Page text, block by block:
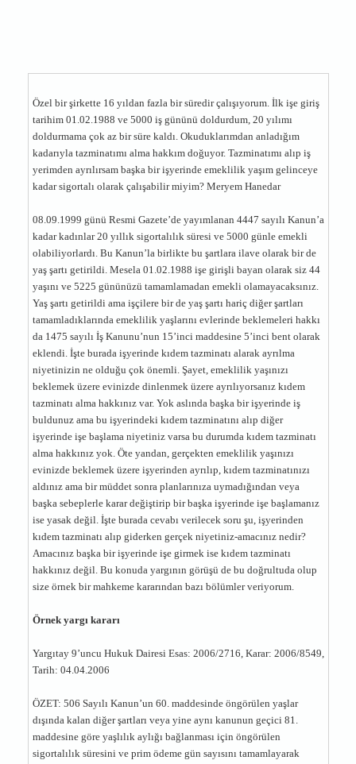
Özel bir şirkette 16 yıldan fazla bir süredir çalışıyorum. İlk işe giriş
tarihim 01.02.1988 ve 5000 iş gününü doldurdum, 20 yılımı
doldurmama çok az bir süre kaldı. Okuduklarımdan anladığım
kadarıyla tazminatımı alma hakkım doğuyor. Tazminatımı alıp iş
yerimden ayrılırsam başka bir işyerinde emeklilik yaşım gelinceye
kadar sigortalı olarak çalışabilir miyim? Meryem Hanedar
08.09.1999 günü Resmi Gazete’de yayımlanan 4447 sayılı Kanun’a
kadar kadınlar 20 yıllık sigortalılık süresi ve 5000 günle emekli
olabiliyorlardı. Bu Kanun’la birlikte bu şartlara ilave olarak bir de
yaş şartı getirildi. Mesela 01.02.1988 işe girişli bayan olarak siz 44
yaşını ve 5225 gününüzü tamamlamadan emekli olamayacaksınız.
Yaş şartı getirildi ama işçilere bir de yaş şartı hariç diğer şartları
tamamladıklarında emeklilik yaşlarını evlerinde beklemeleri hakkı
da 1475 sayılı İş Kanunu’nun 15’inci maddesine 5’inci bent olarak
eklendi. İşte burada işyerinde kıdem tazminatı alarak ayrılma
niyetinizin ne olduğu çok önemli. Şayet, emeklilik yaşınızı
beklemek üzere evinizde dinlenmek üzere ayrılıyorsanız kıdem
tazminatı alma hakkınız var. Yok aslında başka bir işyerinde iş
buldunuz ama bu işyerindeki kıdem tazminatını alıp diğer
işyerinde işe başlama niyetiniz varsa bu durumda kıdem tazminatı
alma hakkınız yok. Öte yandan, gerçekten emeklilik yaşınızı
evinizde beklemek üzere işyerinden ayrılıp, kıdem tazminatınızı
aldınız ama bir müddet sonra planlarınıza uymadığından veya
başka sebeplerle karar değiştirip bir başka işyerinde işe başlamanız
ise yasak değil. İşte burada cevabı verilecek soru şu, işyerinden
kıdem tazminatı alıp giderken gerçek niyetiniz-amacınız nedir?
Amacınız başka bir işyerinde işe girmek ise kıdem tazminatı
hakkınız değil. Bu konuda yargının görüşü de bu doğrultuda olup
size örnek bir mahkeme kararından bazı bölümler veriyorum.
Örnek yargı kararı
Yargıtay 9’uncu Hukuk Dairesi Esas: 2006/2716, Karar: 2006/8549,
Tarih: 04.04.2006
ÖZET: 506 Sayılı Kanun’un 60. maddesinde öngörülen yaşlar
dışında kalan diğer şartları veya yine aynı kanunun geçici 81.
maddesine göre yaşlılık aylığı bağlanması için öngörülen
sigortalılık süresini ve prim ödeme gün sayısını tamamlayarak